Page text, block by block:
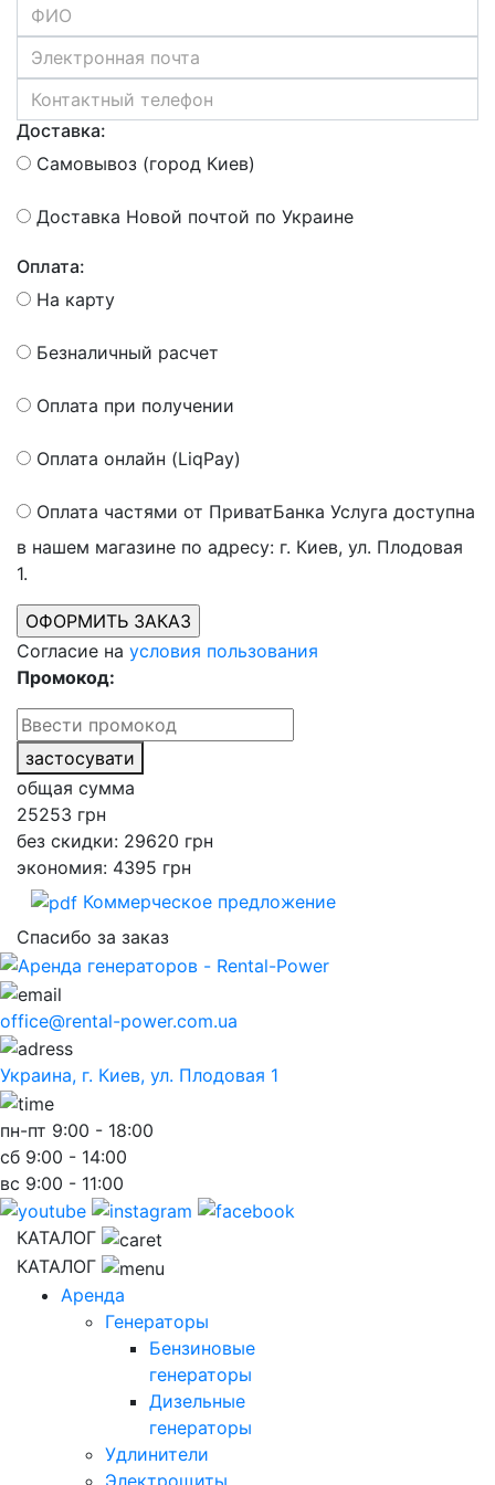
Доставка:
Самовывоз (город Киев)
Доставка Новой почтой по Украине
Оплата:
На карту
Безналичный расчет
Оплата при получении
Оплата онлайн (LiqPay)
Оплата частями от ПриватБанка Услуга доступна
в нашем магазине по адресу: г. Киев, ул. Плодовая
1.
Согласие на условия пользования
Промокод:
застосувати
общая сумма
25253 грн
без скидки: 29620 грн
экономия: 4395 грн
Коммерческое предложение
Спасибо за заказ
office@rental-power.com.ua
Украина, г. Киев, ул. Плодовая 1
пн-пт 9:00 - 18:00
сб 9:00 - 14:00
вс 9:00 - 11:00
КАТАЛОГ
КАТАЛОГ
Аренда
Генераторы
Бензиновые
генераторы
Дизельные
генераторы
Удлинители
Электрощиты